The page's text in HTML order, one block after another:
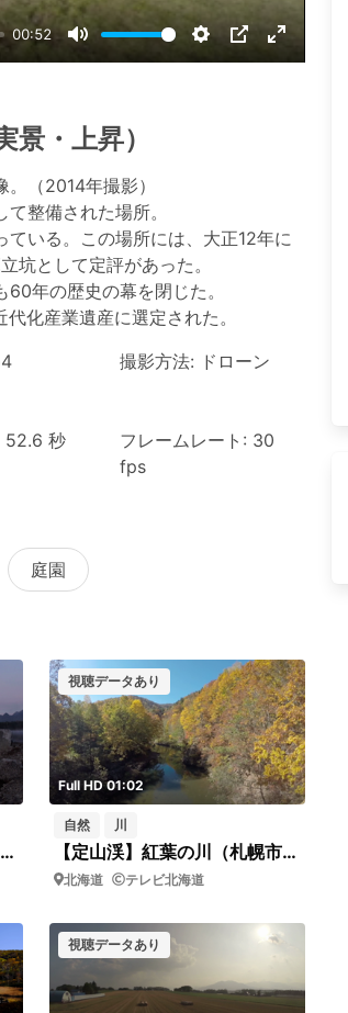
00:52
Mute Settings
PIP Enter
・上昇）
（2014年撮影）
整備された場所。
いる。この場所には、大正12年に
坑として定評があった。
年の歴史の幕を閉じた。
化産業遺産に選定された。
撮影方法: ドローン
52.6 秒
フレームレート: 30
fps
庭園
糠平湖（タウシュベツ橋梁・朝雲・ドローン）
視聴データあり
Full HD 01:02
自然 川
【定山渓】紅葉の川（札幌市・ドローン・ドリー）
北海道 テレビ北海道
視聴データあり